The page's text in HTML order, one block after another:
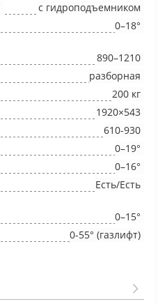
с гидроподъемником
0–18°
890–1210
разборная
200 кг
1920×543
610-930
0–19°
0–16°
Есть/Есть
0–15°
0-55° (газлифт)